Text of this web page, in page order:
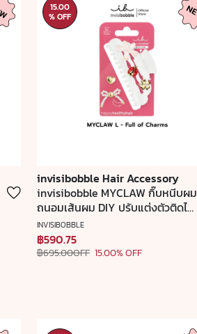
invisibobble Hair Accessory
invisibobble MYCLAW กิ๊บหนีบผม
ถนอมเส้นผม DIY ปรับแต่งตัวติดได้
ตามสไตล์ Full of Charms
INVISIBOBBLE
฿590.75
฿695.00OFF 15.00% OFF
15.00
% OFF